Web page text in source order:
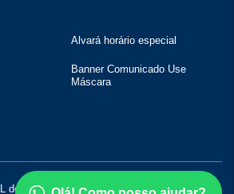
Alvará horário especial
Banner Comunicado Use
Máscara
de Ipatinga | Todos os direitos reservados |